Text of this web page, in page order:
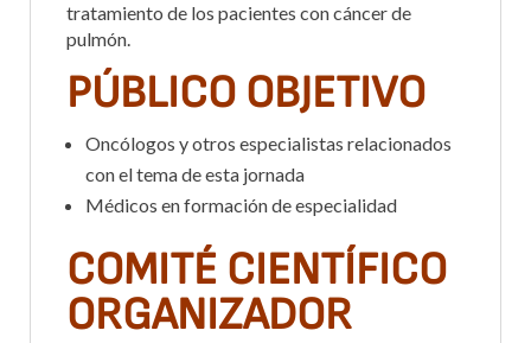
tratamiento de los pacientes con cáncer de
pulmón.
PÚBLICO OBJETIVO
Oncólogos y otros especialistas relacionados
con el tema de esta jornada
Médicos en formación de especialidad
COMITÉ CIENTÍFICO
ORGANIZADOR